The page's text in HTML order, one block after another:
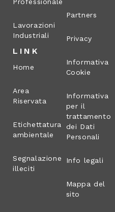
Lavorazioni
Industriali
LINK
Home
Area
Riservata
Etichettatura
ambientale
Segnalazione
illeciti
Partners
Privacy
Informativa
Cookie
Informativa
per il
trattamento
dei Dati
Personali
Info legali
Mappa del
sito